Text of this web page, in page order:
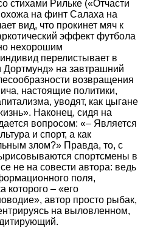
стихами Рильке («Отчасти
на финт Салаха на
вид, что прокинет мяч к
эффект футбола
нехорошим
перелистывает в
Дортмунд» на завтрашний
возвращения
настоящие политики,
уводят, как цыгане
Наконец, сидя на
вопросом: «– Является
и спорт, а как
злом?» Правда, то, с
спортсмены в
не на совести автора: ведь
поля,
которого – «его
автор просто рыбак,
на выловленном,